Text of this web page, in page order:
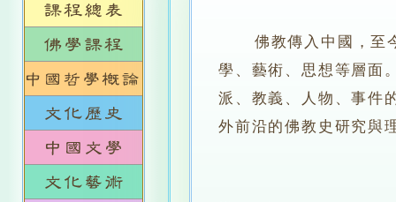
佛教傳入中國，至今
學、藝術、思想等層面
派、教義、人物、事件
外前沿的佛教史研究與